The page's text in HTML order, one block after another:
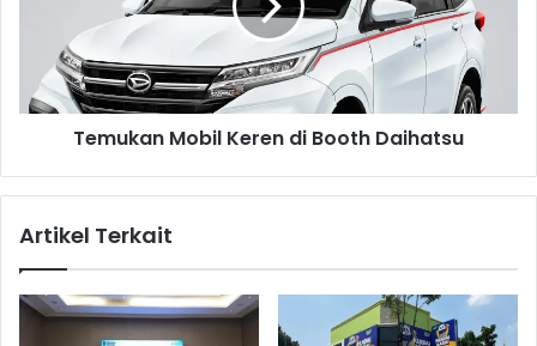
A
G
e
o
e
n
Temukan Mobil Keren di Booth Daihatsu
Artikel Terkait